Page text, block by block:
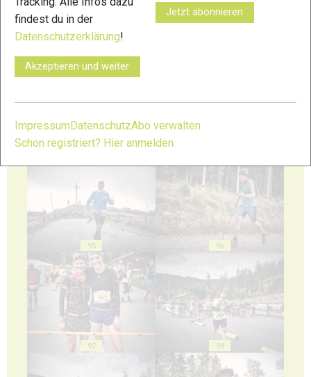
93
95 96
97 98
findest du in der
Datenschutzerklärung!
Akzeptieren und weiter
Jetzt abonnieren
Impressum DatenschutzAbo verwalten
Schon registriert? Hier anmelden